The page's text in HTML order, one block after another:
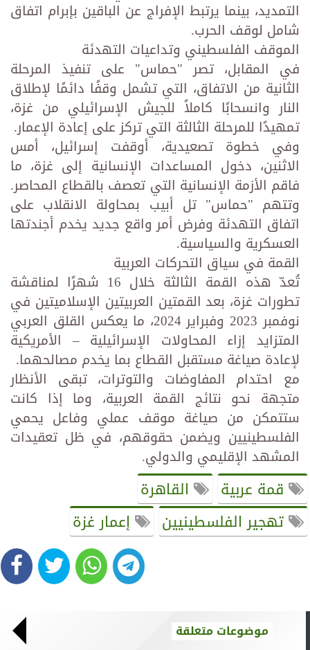
التمديد، بينما يرتبط الإفراج عن الباقين بإبرام اتفاق
شامل لوقف الحرب.
الموقف الفلسطيني وتداعيات التهدئة
في المقابل، تصر "حماس" على تنفيذ المرحلة
الثانية من الاتفاق، التي تشمل وقفًا دائمًا لإطلاق
النار وانسحابًا كاملاً للجيش الإسرائيلي من غزة،
تمهيدًا للمرحلة الثالثة التي تركز على إعادة الإعمار.
وفي خطوة تصعيدية، أوقفت إسرائيل، أمس
الاثنين، دخول المساعدات الإنسانية إلى غزة، ما
فاقم الأزمة الإنسانية التي تعصف بالقطاع المحاصر.
وتتهم "حماس" تل أبيب بمحاولة الانقلاب على
اتفاق التهدئة وفرض أمر واقع جديد يخدم أجندتها
العسكرية والسياسية.
القمة في سياق التحركات العربية
تُعدّ هذه القمة الثالثة خلال 16 شهرًا لمناقشة
تطورات غزة، بعد القمتين العربيتين الإسلاميتين في
نوفمبر 2023 وفبراير 2024، ما يعكس القلق العربي
المتزايد إزاء المحاولات الإسرائيلية – الأمريكية
لإعادة صياغة مستقبل القطاع بما يخدم مصالحهما.
مع احتدام المفاوضات والتوترات، تبقى الأنظار
متجهة نحو نتائج القمة العربية، وما إذا كانت
ستتمكن من صياغة موقف عملي وفاعل يحمي
الفلسطينيين ويضمن حقوقهم، في ظل تعقيدات
المشهد الإقليمي والدولي.
قمة عربية
القاهرة
تهجير الفلسطينيين
إعمار غزة
موضوعات متعلقة